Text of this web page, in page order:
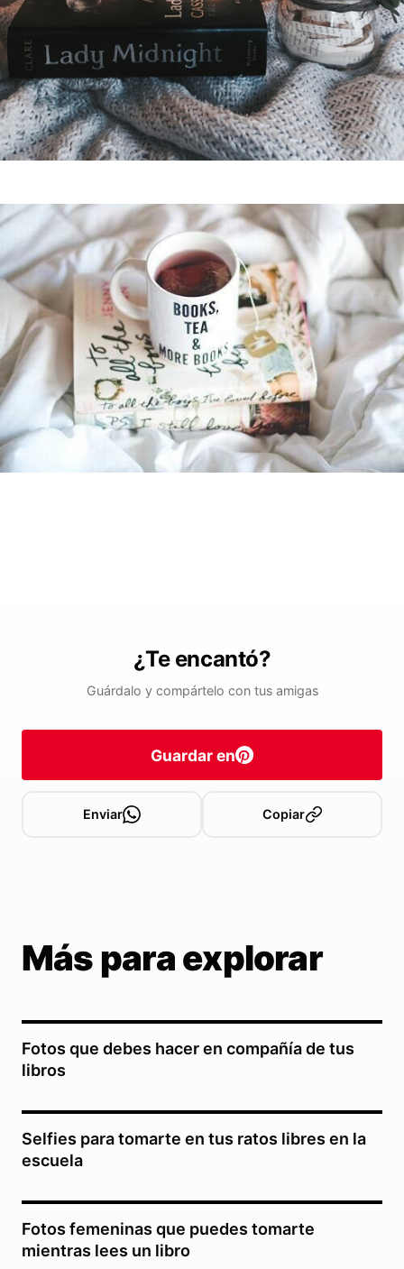
¿Te encantó?
Guárdalo y compártelo con tus amigas
Guardar en
Enviar Copiar
Más para explorar
Fotos que debes hacer en compañía de tus
libros
Selfies para tomarte en tus ratos libres en la
escuela
Fotos femeninas que puedes tomarte
mientras lees un libro